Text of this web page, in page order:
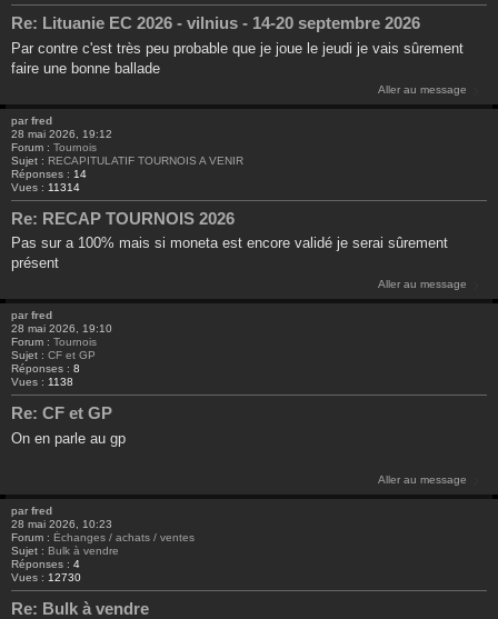
Re: Lituanie EC 2026 - vilnius - 14-20 septembre 2026
Par contre c'est très peu probable que je joue le jeudi je vais sûrement
faire une bonne ballade
Aller au message
par fred
28 mai 2026, 19:12
Forum : Tournois
Sujet : RECAPITULATIF TOURNOIS A VENIR
Réponses : 14
Vues : 11314
Re: RECAP TOURNOIS 2026
Pas sur a 100% mais si moneta est encore validé je serai sûrement
présent
Aller au message
par fred
28 mai 2026, 19:10
Forum : Tournois
Sujet : CF et GP
Réponses : 8
Vues : 1138
Re: CF et GP
On en parle au gp
Aller au message
par fred
28 mai 2026, 10:23
Forum : Échanges / achats / ventes
Sujet : Bulk à vendre
Réponses : 4
Vues : 12730
Re: Bulk à vendre